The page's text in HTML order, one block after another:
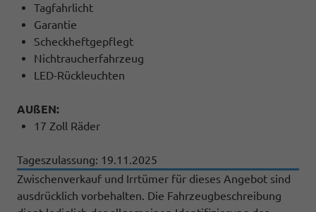
Tagfahrlicht
Garantie
Scheckheftgepflegt
Nichtraucherfahrzeug
LED-Rückleuchten
AUßEN:
17 Zoll Räder
Tageszulassung: 19.11.2025
Zwischenverkauf und Irrtümer für dieses Angebot sind
ausdrücklich vorbehalten. Die Fahrzeugbeschreibung